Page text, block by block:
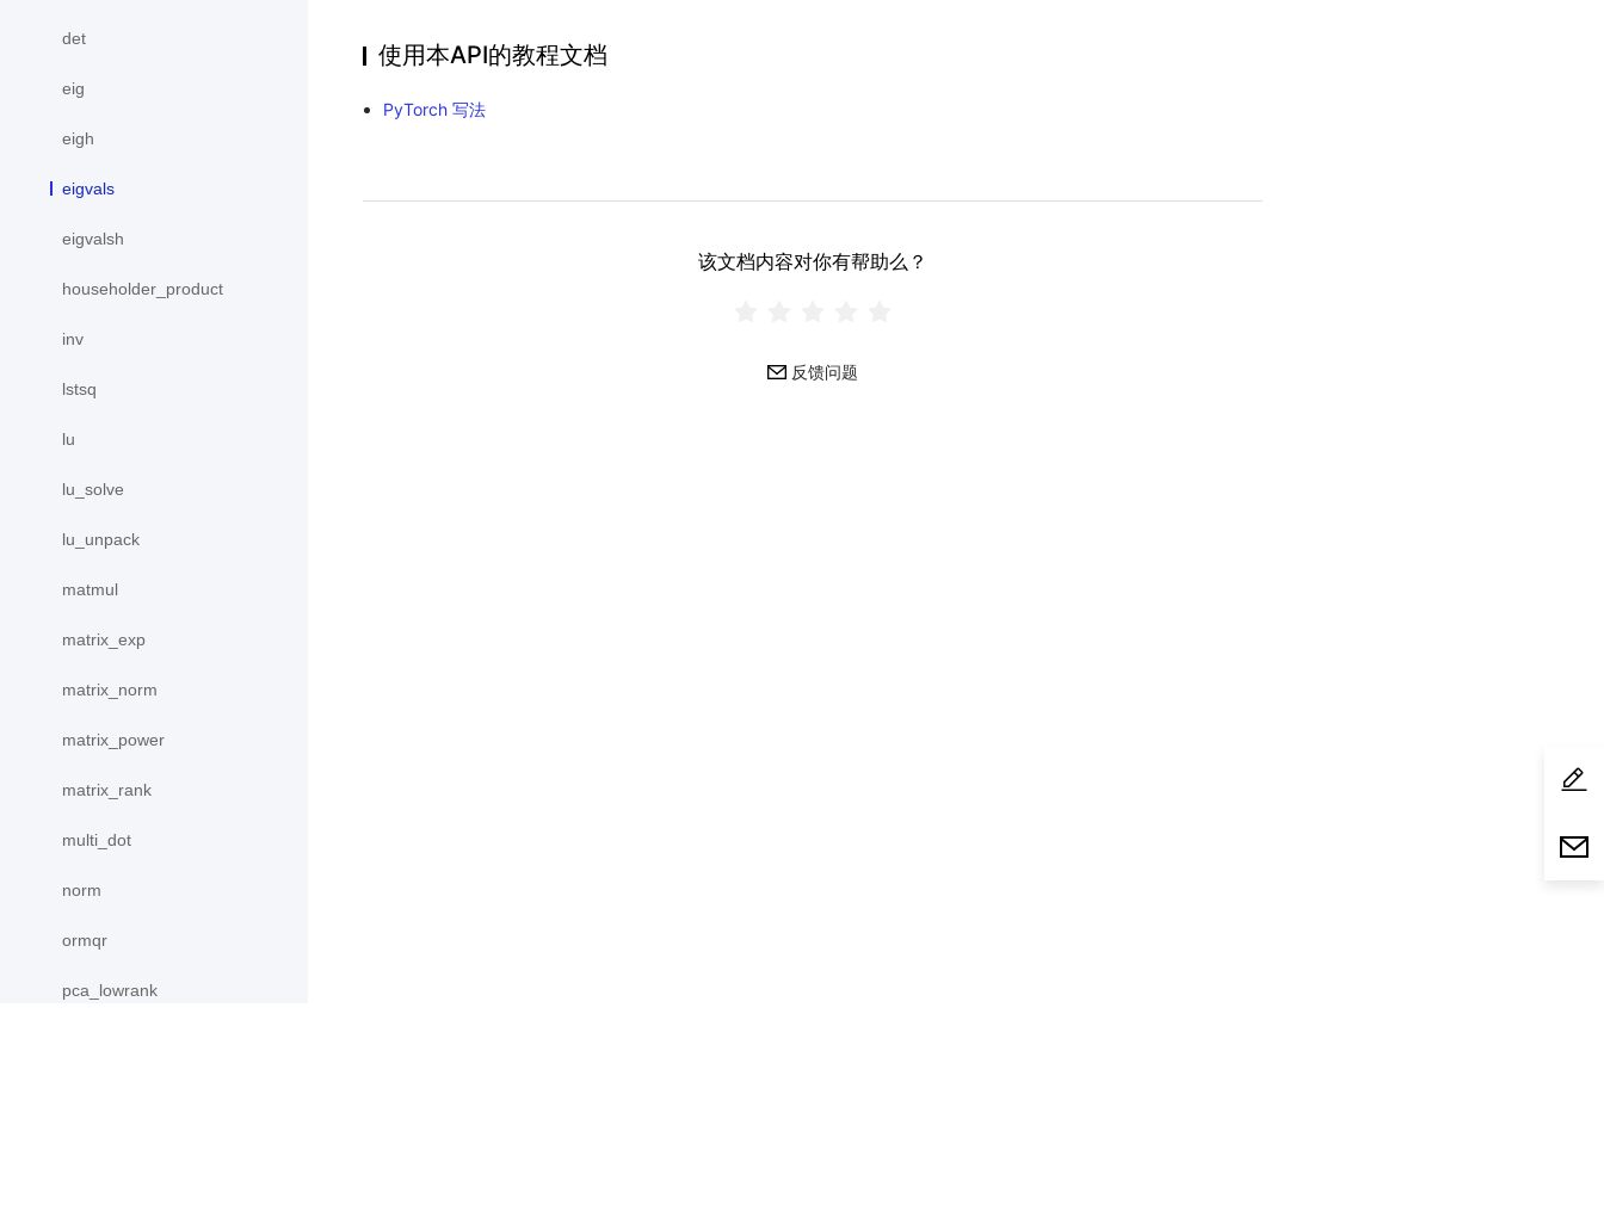
det
eig
eigh
eigvals
eigvalsh
householder_product
inv
lstsq
lu
lu_solve
lu_unpack
matmul
matrix_exp
matrix_norm
matrix_power
matrix_rank
multi_dot
norm
ormqr
pca_lowrank
使用本API的教程文档
PyTorch 写法
该文档内容对你有帮助么？
反馈问题